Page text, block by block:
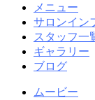
メニュー
サロンイン
スタッフ一
ギャラリー
ブログ
ムービー